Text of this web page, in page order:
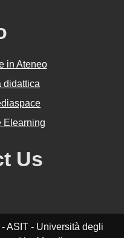
in Ateneo
didattica
Elearning
Us
ASIT - Università degli